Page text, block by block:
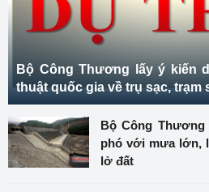
Bộ Công Thương lấy ý kiến
thuật quốc gia về trụ sạc, trạm
Bộ Công
phó với mưa lớn,
lở đất